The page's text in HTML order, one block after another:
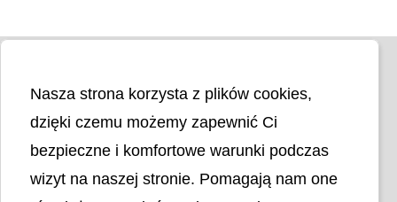
Liczba odwiedzin
Nasza strona korzysta z plików cookies,
dzięki czemu możemy zapewnić Ci
bezpieczne i komfortowe warunki podczas
wizyt na naszej stronie. Pomagają nam one